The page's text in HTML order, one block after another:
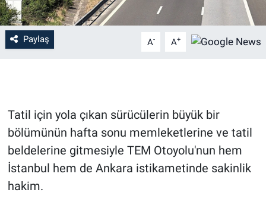
Paylaş A- A+
Tatil için yola çıkan sürücülerin büyük bir
bölümünün hafta sonu memleketlerine ve tatil
beldelerine gitmesiyle TEM Otoyolu'nun hem
İstanbul hem de Ankara istikametinde sakinlik
hakim.